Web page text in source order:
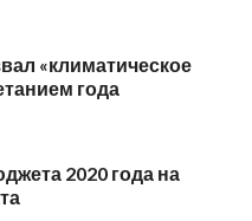
«климатическое
года
2020 года на